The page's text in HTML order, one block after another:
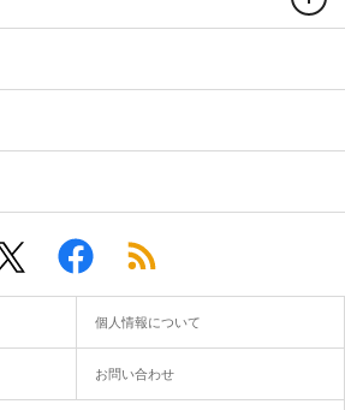
個人情報について
お問い合わせ